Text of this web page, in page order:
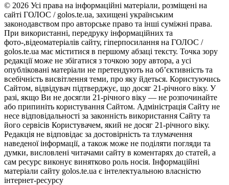
© 2026 Усі права на інформаційні матеріали, розміщені на
сайті ГОЛОС / golos.te.ua, захищені українським
законодавством про авторське право та інші суміжні права.
При використанні, передруку інформаційних та
фото-,відеоматеріалів сайту, гіперпосилання на ГОЛОС /
golos.te.ua має міститися в першому абзаці тексту. Точка зору
редакції може не збігатися з точкою зору автора, а усі
опубліковані матеріали не претендують на об’єктивність та
всебічність висвітлення теми, про яку йдеться. Користуючись
Сайтом, відвідувач підтверджує, що досяг 21-річного віку. У
разі, якщо Ви не досягли 21-річного віку — не розпочинайте
або припиніть користування Сайтом. Адміністрація Сайту не
несе відповідальності за законність використання Сайту та
його сервісів Користувачем, який не досяг 21-річного віку.
Редакція не відповідає за достовірність та тлумачення
наведеної інформації, а також може не поділяти погляди та
думки, висловлені читачами сайту в коментарях до статей, а
сам ресурс виконує винятково роль носія. Інформаційні
матеріали сайту golos.te.ua є інтелектуальною власністю
інтернет-ресурсу